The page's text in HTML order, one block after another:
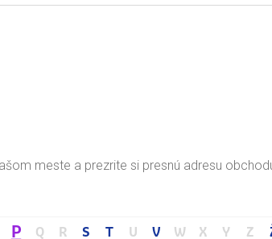
meste a prezrite si presnú adresu
P Q R S T U V W X Y Z